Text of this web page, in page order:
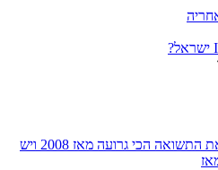
מדד של איזו מדינה הביא את התשואה הכי גרועה מאז 2008 ויש